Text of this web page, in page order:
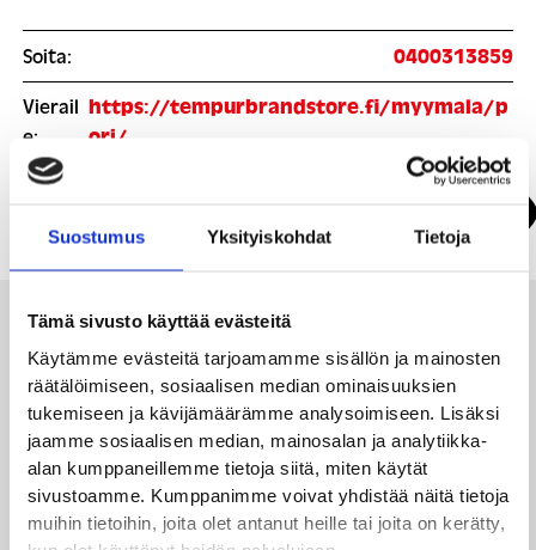
Suostumus Yksityiskohdat Tietoja
Tämä sivusto käyttää evästeitä
Käytämme evästeitä tarjoamamme sisällön ja mainosten
räätälöimiseen, sosiaalisen median ominaisuuksien
tukemiseen ja kävijämäärämme analysoimiseen. Lisäksi
jaamme sosiaalisen median, mainosalan ja analytiikka-
alan kumppaneillemme tietoja siitä, miten käytät
sivustoamme. Kumppanimme voivat yhdistää näitä tietoja
muihin tietoihin, joita olet antanut heille tai joita on kerätty,
Soita: 0400313859
Vierail
e:
https://tempurbrandstore.fi/myymala/p
ori/
Voimassa olevat tarjoukset
ja edut: